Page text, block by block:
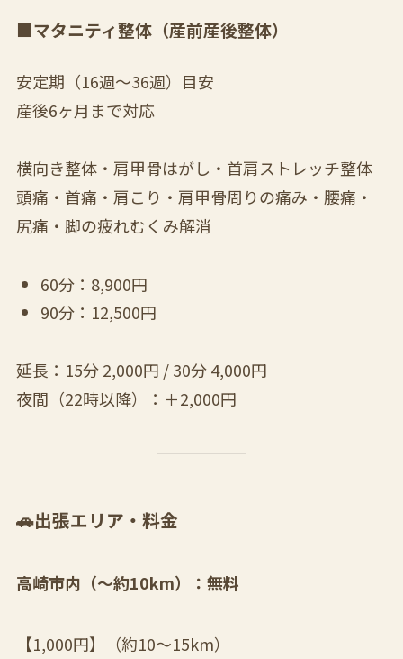
■マタニティ整体（産前産後整体）
安定期（16週〜36週）目安
産後6ヶ月まで対応
横向き整体・肩甲骨はがし・首肩ストレッチ整体
頭痛・首痛・肩こり・肩甲骨周りの痛み・腰痛・
尻痛・脚の疲れむくみ解消
60分：8,900円
90分：12,500円
延長：15分 2,000円 / 30分 4,000円
夜間（22時以降）：＋2,000円
🚗出張エリア・料金
高崎市内（〜約10km）：無料
【1,000円】（約10〜15km）